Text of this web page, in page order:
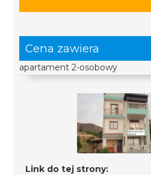
Cena zawiera
apartament 2-osobowy
Link do tej strony: